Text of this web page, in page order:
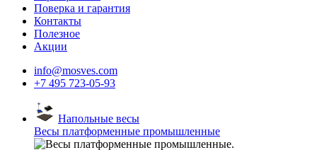
Поверка и гарантия
Контакты
Полезное
Акции
info@mosves.com
+7 495 723-05-93
Напольные весы
Весы платформенные промышленные